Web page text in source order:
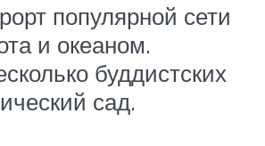
популярной сети
и океаном.
буддистских
сад.